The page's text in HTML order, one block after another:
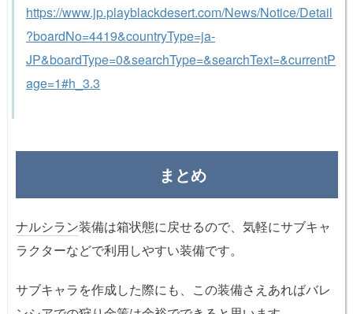
https://www.jp.playblackdesert.com/News/Notice/Detail
?boardNo=4419&countryType=ja-
JP&boardType=0&searchType=&searchText=&currentP
age=1#h_3.3
まとめ
ナルシラン装備は箱状態に戻せるので、気軽にサブキャ
ラクターなどで利用しやすい装備です。
サブキャラを作成した際にも、この装備さえあればバレ